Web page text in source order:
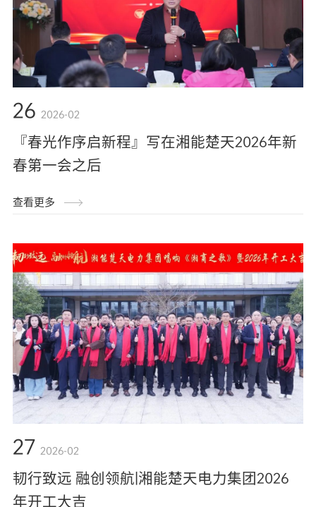
26 2026-02
『春光作序启新程』写在湘能楚天2026年新
春第一会之后
查看更多
27 2026-02
韧行致远 融创领航|湘能楚天电力集团2026
年开工大吉